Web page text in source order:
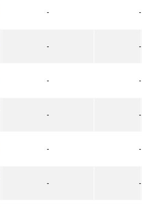
- -
- -
- -
- -
- -
- -